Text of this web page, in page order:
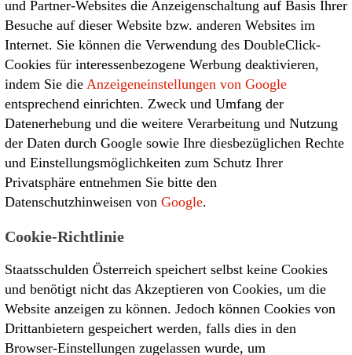
und Partner-Websites die Anzeigenschaltung auf Basis Ihrer
Besuche auf dieser Website bzw. anderen Websites im
Internet. Sie können die Verwendung des DoubleClick-
Cookies für interessenbezogene Werbung deaktivieren,
indem Sie die Anzeigeneinstellungen von Google
entsprechend einrichten. Zweck und Umfang der
Datenerhebung und die weitere Verarbeitung und Nutzung
der Daten durch Google sowie Ihre diesbezüglichen Rechte
und Einstellungsmöglichkeiten zum Schutz Ihrer
Privatsphäre entnehmen Sie bitte den
Datenschutzhinweisen von Google.
Cookie-Richtlinie
Staatsschulden Österreich speichert selbst keine Cookies
und benötigt nicht das Akzeptieren von Cookies, um die
Website anzeigen zu können. Jedoch können Cookies von
Drittanbietern gespeichert werden, falls dies in den
Browser-Einstellungen zugelassen wurde, um